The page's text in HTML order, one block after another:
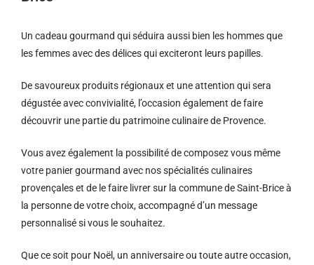
Un cadeau gourmand qui séduira aussi bien les hommes que
les femmes avec des délices qui exciteront leurs papilles.
De savoureux produits régionaux et une attention qui sera
dégustée avec convivialité, l’occasion également de faire
découvrir une partie du patrimoine culinaire de Provence.
Vous avez également la possibilité de composez vous même
votre panier gourmand avec nos spécialités culinaires
provençales et de le faire livrer sur la commune de Saint-Brice à
la personne de votre choix, accompagné d’un message
personnalisé si vous le souhaitez.
Que ce soit pour Noël, un anniversaire ou toute autre occasion,